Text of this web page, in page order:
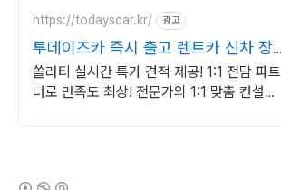
https://todayscar.kr/ 광고
투데이즈카 즉시 출고 렌트카 신차 장
기렌트 특가
쏠라티 실시간 특가 견적 제공! 1:1 전담 파트
너로 만족도 최상! 전문가의 1:1 맞춤 컨설팅